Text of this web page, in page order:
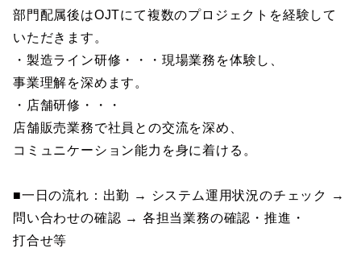
部門配属後はOJTにて複数のプロジェクトを経験して
いただきます。
・製造ライン研修・・・現場業務を体験し、
事業理解を深めます。
・店舗研修・・・
店舗販売業務で社員との交流を深め、
コミュニケーション能力を身に着ける。
■一日の流れ：出勤 → システム運用状況のチェック →
問い合わせの確認 → 各担当業務の確認・推進・
打合せ等